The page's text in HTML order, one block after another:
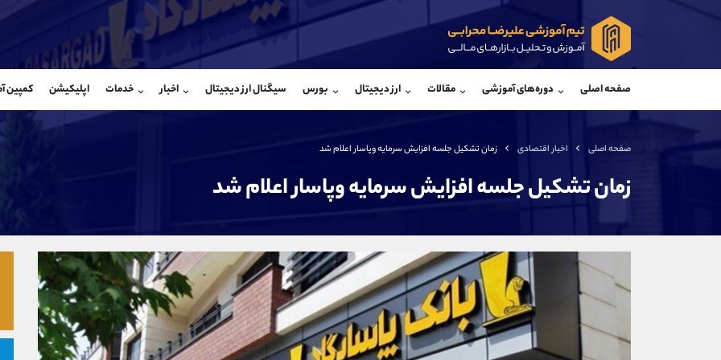
صفحه اصلی دوره‌های آموزشی مقالات ارز دیجیتال بورس سیگنال ارز دیجیتال اخبار خدمات اپلیکیشن کمپین
صفحه اصلی اخبار اقتصادی زمان تشکیل جلسه افزایش سرمایه وپاسار اعلام شد
زمان تشکیل جلسه افزایش سرمایه وپاسار اعلام شد
@Armteam_admin_104
شروع
تلفن
بدون پیش شماره
اینستاگرام
کانال تلگرام
کانال بله